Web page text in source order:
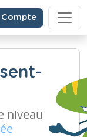
niveau